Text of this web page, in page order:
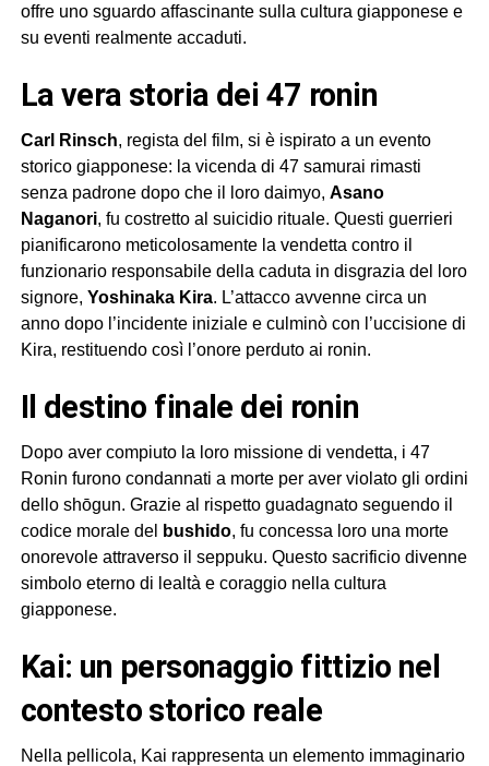
offre uno sguardo affascinante sulla cultura giapponese e
su eventi realmente accaduti.
la vera storia dei 47 ronin
Carl Rinsch, regista del film, si è ispirato a un evento
storico giapponese: la vicenda di 47 samurai rimasti
senza padrone dopo che il loro daimyo, Asano
Naganori, fu costretto al suicidio rituale. Questi guerrieri
pianificarono meticolosamente la vendetta contro il
funzionario responsabile della caduta in disgrazia del loro
signore, Yoshinaka Kira. L’attacco avvenne circa un
anno dopo l’incidente iniziale e culminò con l’uccisione di
Kira, restituendo così l’onore perduto ai ronin.
il destino finale dei ronin
Dopo aver compiuto la loro missione di vendetta, i 47
Ronin furono condannati a morte per aver violato gli ordini
dello shōgun. Grazie al rispetto guadagnato seguendo il
codice morale del
bushido, fu concessa loro una morte
onorevole attraverso il seppuku. Questo sacrificio divenne
simbolo eterno di lealtà e coraggio nella cultura
giapponese.
Kai: un personaggio fittizio nel
contesto storico reale
Nella pellicola, Kai rappresenta un elemento immaginario